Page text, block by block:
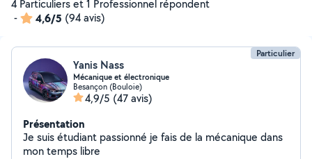
4 Particuliers et 1 Professionnel répondent
-
4,6/5 (94 avis)
Particulier
Yanis Nass
Mécanique et électronique
Besançon (Bouloie)
4,9/5 (47 avis)
Présentation
Je suis étudiant passionné je fais de la mécanique dans
mon temps libre